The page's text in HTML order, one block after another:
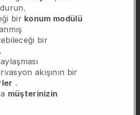
bir konum modülü
bir
akışının bir
.
müşterinizin